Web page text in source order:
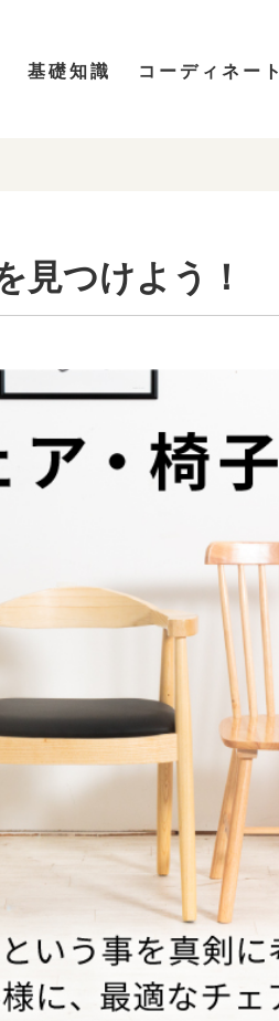
基礎知識 コーディネート
見つけよう！